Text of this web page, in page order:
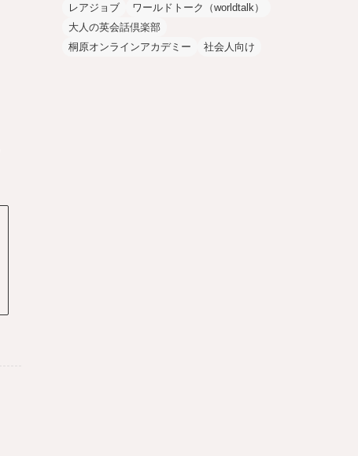
レアジョブ
ワールドトーク（worldtalk）
大人の英会話倶楽部
桐原オンラインアカデミー
社会人向け